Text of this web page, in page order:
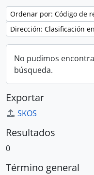
Ordenar por: Código de
Dirección: Clasificación
No pudimos
búsqueda.
Exportar
SKOS
Resultados
0
Término general